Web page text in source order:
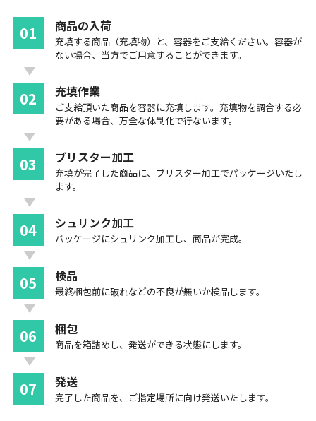
01 商品の入荷
充填する商品（充填物）と、容器をご支給ください。容器が
ない場合、当方でご用意することができます。
02 充填作業
ご支給頂いた商品を容器に充填します。充填物を調合する必
要がある場合、万全な体制化で行ないます。
03 ブリスター加工
充填が完了した商品に、ブリスター加工でパッケージいたし
ます。
04 シュリンク加工
パッケージにシュリンク加工し、商品が完成。
05 検品
最終梱包前に破れなどの不良が無いか検品します。
06 梱包
商品を箱詰めし、発送ができる状態にします。
07 発送
完了した商品を、ご指定場所に向け発送いたします。